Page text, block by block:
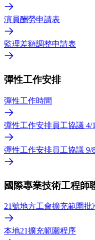
演員酬勞申請表
監理差額調整申請表
彈性工作安排
彈性工作時間
彈性工作安排員工協議 4/
彈性工作安排員工協議 9/
國際專業技術工程師
21號地方工會擴充範圍批
本地21擴充範圍程序